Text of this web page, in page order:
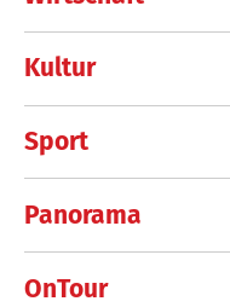
Kultur
Sport
Panorama
OnTour